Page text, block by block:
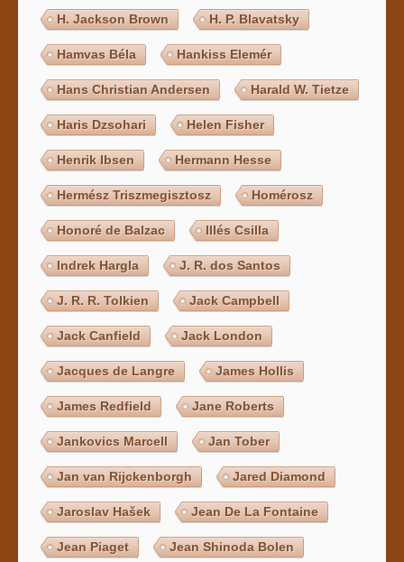
H. Jackson Brown H. P. Blavatsky
Hamvas Béla Hankiss Elemér
Hans Christian Andersen Harald W. Tietze
Haris Dzsohari Helen Fisher
Henrik Ibsen Hermann Hesse
Hermész Triszmegisztosz Homérosz
Honoré de Balzac Illés Csilla
Indrek Hargla J. R. dos Santos
J. R. R. Tolkien Jack Campbell
Jack Canfield Jack London
Jacques de Langre James Hollis
James Redfield Jane Roberts
Jankovics Marcell Jan Tober
Jan van Rijckenborgh Jared Diamond
Jaroslav Hašek Jean De La Fontaine
Jean Piaget Jean Shinoda Bolen